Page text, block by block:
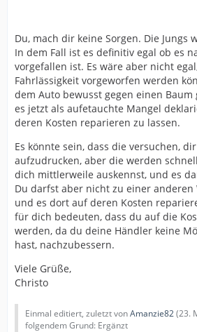
Du, mach dir keine Sorgen. Die Jungs
In dem Fall ist es definitiv egal ob es
vorgefallen ist. Es wäre aber nicht
Fahrlässigkeit vorgeworfen werden
dem Auto bewusst gegen einen
es jetzt als aufetauchte Mangel
deren Kosten reparieren zu lassen.
Es könnte sein, dass die versuchen,
aufzudrucken, aber die werden
dich mittlerweile auskennst, und es
Du darfst aber nicht zu einer anderen
und es dort auf deren Kosten
für dich bedeuten, dass du auf die
werden, da du deine Händler keine
hast, nachzubessern.
Viele Grüße,
Christo
Einmal editiert, zuletzt vonAmanzie82(23.
folgendem Grund: Ergänzt